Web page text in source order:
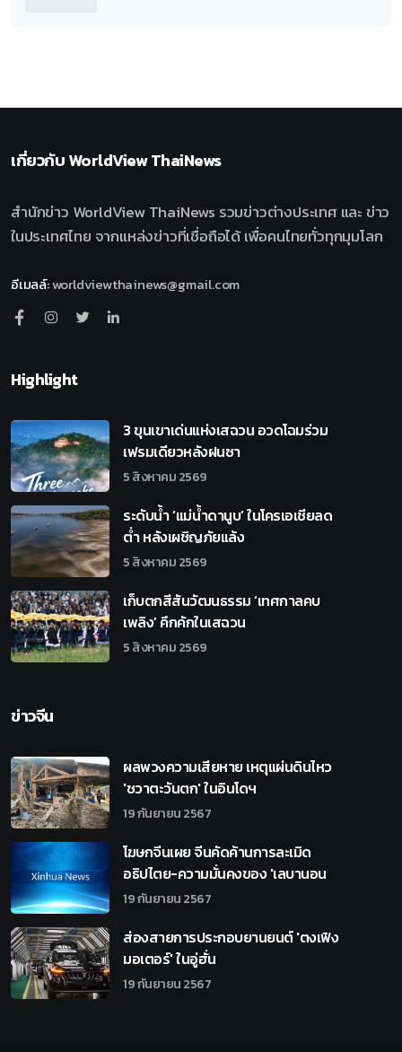
เกี่ยวกับWorldView ThaiNews
สำนักข่าว WorldView ThaiNews รวมข่าวต่างประเทศ และ ข่าว
ในประเทศไทย จากแหล่งข่าวที่เชื่อถือได้ เพื่อคนไทยทั่วทุกมุมโลก
อีเมลล์:worldviewthainews@gmail.com
Highlight
3 ขุนเขาเด่นแห่งเสฉวน อวดโฉมร่วม
เฟรมเดียวหลังฝนซา
5 สิงหาคม 2569
ระดับน้ำ ‘แม่น้ำดานูบ’ ในโครเอเชียลด
ต่ำ หลังเผชิญภัยแล้ง
5 สิงหาคม 2569
เก็บตกสีสันวัฒนธรรม ‘เทศกาลคบ
เพลิง’ คึกคักในเสฉวน
5 สิงหาคม 2569
ข่าวจีน
ผลพวงความเสียหาย เหตุแผ่นดินไหว
'ชวาตะวันตก' ในอินโดฯ
19 กันยายน 2567
โฆษกจีนเผย จีนคัดค้านการละเมิด
อธิปไตย-ความมั่นคงของ 'เลบานอน
19 กันยายน 2567
ส่องสายการประกอบยานยนต์ 'ตงเฟิง
มอเตอร์' ในอู่ฮั่น
19 กันยายน 2567